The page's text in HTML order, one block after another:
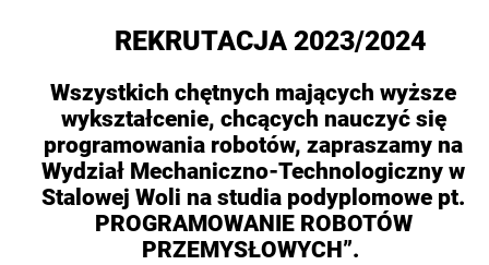
REKRUTACJA 2023/2024
Wszystkich chętnych mających wyższe
wykształcenie, chcących nauczyć się
programowania robotów, zapraszamy na
Wydział Mechaniczno-Technologiczny w
Stalowej Woli na studia podyplomowe pt.
PROGRAMOWANIE ROBOTÓW
PRZEMYSŁOWYCH”.